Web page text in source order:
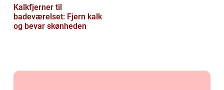
Kalkfjerner til
badeværelset: Fjern kalk
og bevar skønheden